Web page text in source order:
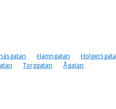
Hamngatan
Torggatan Ågatan